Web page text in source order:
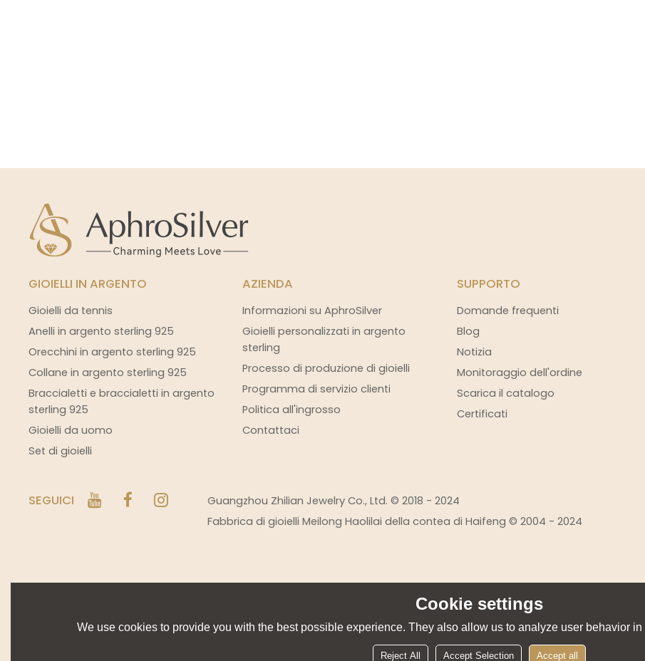
GIOIELLI IN ARGENTO
Gioielli da tennis
Anelli in argento sterling 925
Orecchini in argento sterling 925
Collane in argento sterling 925
Braccialetti e braccialetti in argento
sterling 925
Gioielli da uomo
Set di gioielli
AZIENDA
Informazioni su AphroSilver
Gioielli personalizzati in argento
sterling
Processo di produzione di gioielli
Programma di servizio clienti
Politica all'ingrosso
Contattaci
SUPPORTO
Domande frequenti
Blog
Notizia
Monitoraggio dell'ordine
Scarica il catalogo
Certificati
SEGUICI
Guangzhou Zhilian Jewelry Co., Ltd. © 2018 - 2024
Fabbrica di gioielli Meilong Haolilai della contea di Haifeng © 2004 - 2024
Cookie settings
We use cookies to provide you with the best possible experience. They also allow us to analyze user behavior
Reject All Accept Selection Accept all